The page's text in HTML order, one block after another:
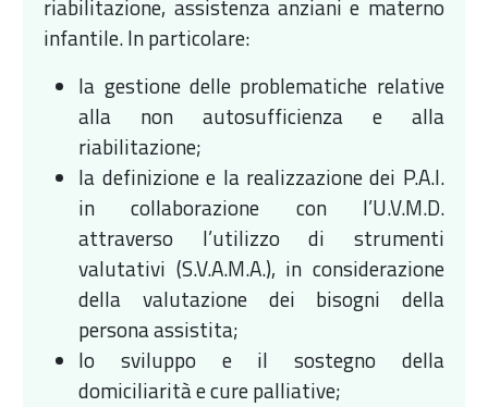
riabilitazione, assistenza anziani e materno
infantile. In particolare:
la gestione delle problematiche relative
alla non autosufficienza e alla
riabilitazione;
la definizione e la realizzazione dei P.A.I.
in collaborazione con l’U.V.M.D.
attraverso l’utilizzo di strumenti
valutativi (S.V.A.M.A.), in considerazione
della valutazione dei bisogni della
persona assistita;
lo sviluppo e il sostegno della
domiciliarità e cure palliative;